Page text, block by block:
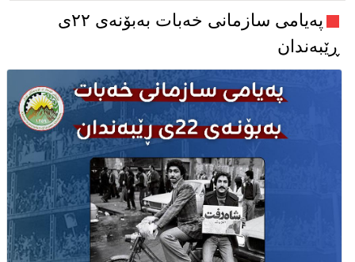
پەیامی سازمانی خەبات بەبۆنەی ۲۲ی
ڕێبەندان